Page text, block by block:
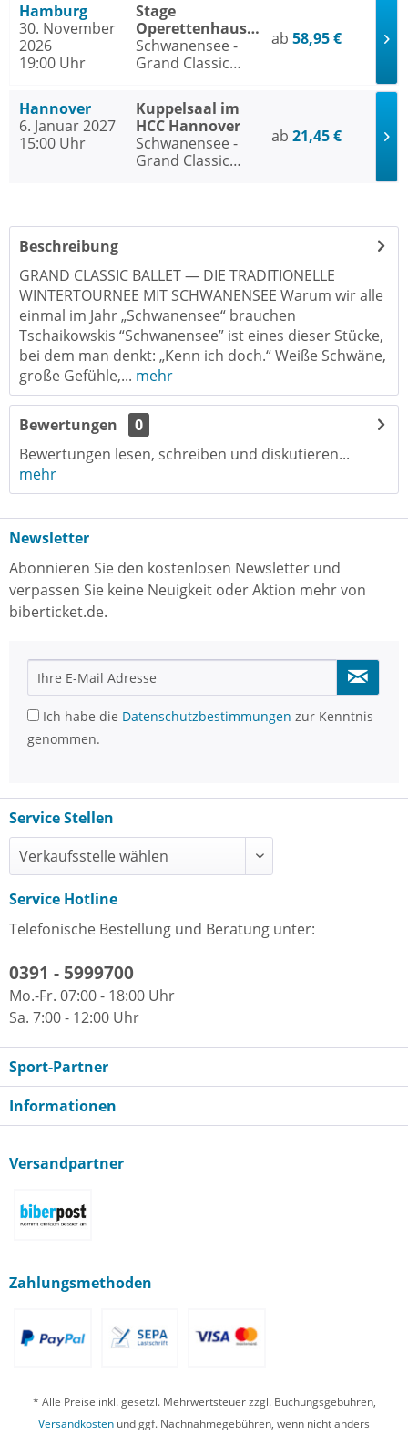
Wintertournee
Hamburg
30. November
2026
19:00 Uhr
Stage
Operettenhaus
Hamburg
Schwanensee -
Grand Classic
traditionelle
Wintertournee
ab 58,95 €
Hannover
6. Januar 2027
15:00 Uhr
Kuppelsaal im
HCC Hannover
Schwanensee -
Grand Classic
ab 21,45 €
Beschreibung
GRAND CLASSIC BALLET — DIE TRADITIONELLE
WINTERTOURNEE MIT SCHWANENSEE Warum wir alle
einmal im Jahr „Schwanensee“ brauchen
Tschaikowskis “Schwanensee” ist eines dieser Stücke,
bei dem man denkt: „Kenn ich doch.“ Weiße Schwäne,
große Gefühle,... mehr
Bewertungen
0
Bewertungen lesen, schreiben und diskutieren...
mehr
Newsletter
Abonnieren Sie den kostenlosen Newsletter und
verpassen Sie keine Neuigkeit oder Aktion mehr von
biberticket.de.
Ich habe die Datenschutzbestimmungen zur Kenntnis
genommen.
Service Stellen
Service Hotline
Telefonische Bestellung und Beratung unter:
0391 - 5999700
Mo.-Fr. 07:00 - 18:00 Uhr
Sa. 7:00 - 12:00 Uhr
Sport-Partner
Informationen
Versandpartner
Zahlungsmethoden
* Alle Preise inkl. gesetzl. Mehrwertsteuer zzgl. Buchungsgebühren,
Versandkosten und ggf. Nachnahmegebühren, wenn nicht anders